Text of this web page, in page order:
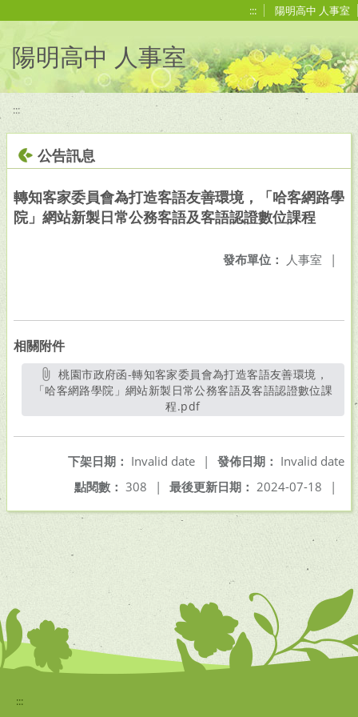
::: 陽明高中 人事室
陽明高中 人事室
:::
公告訊息
轉知客家委員會為打造客語友善環境，「哈客網路學
院」網站新製日常公務客語及客語認證數位課程
發布單位： 人事室 |
相關附件
桃園市政府函-轉知客家委員會為打造客語友善環境，
「哈客網路學院」網站新製日常公務客語及客語認證數位課
程.pdf另開新視窗
發佈日期： Invalid date
下架日期： Invalid date
|
最後更新日期： 2024-07-18 |
點閱數： 308 |
:::